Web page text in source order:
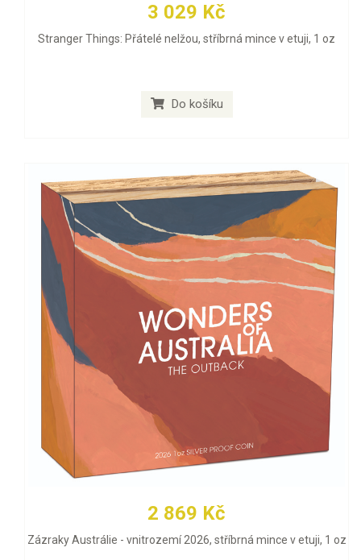
3 029 Kč
Stranger Things: Přátelé nelžou, stříbrná mince v etuji, 1 oz
Do košíku
2 869 Kč
Zázraky Austrálie - vnitrozemí 2026, stříbrná mince v etuji, 1 oz